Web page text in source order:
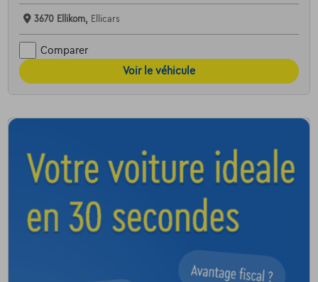
3670 Ellikom, Ellicars
Comparer
Voir le véhicule